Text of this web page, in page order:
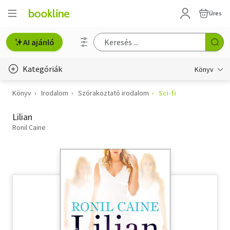
Üres
AI ajánló
Kategóriák Könyv
Életmód, egészség
Erotika
Könyv Irodalom Szórakoztató irodalom Sci-fi
Lilian
Ronil Caine